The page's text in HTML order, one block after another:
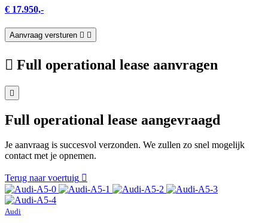
€ 17.950,-
Aanvraag versturen
Full operational lease aanvragen
Full operational lease aangevraagd
Je aanvraag is succesvol verzonden. We zullen zo snel mogelijk
contact met je opnemen.
Terug naar voertuig
Audi